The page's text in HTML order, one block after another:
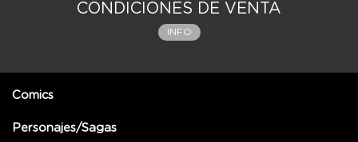
CONDICIONES DE VENTA
INFO
Comics
Personajes/Sagas